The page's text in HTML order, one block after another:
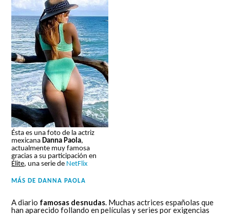
Ésta es una foto de la actriz
mexicana Danna Paola,
actualmente muy famosa
gracias a su participación en
Élite, una serie de NetFlix
MÁS DE DANNA PAOLA
A diario famosas desnudas. Muchas actrices españolas que
han aparecido follando en películas y series por exigencias